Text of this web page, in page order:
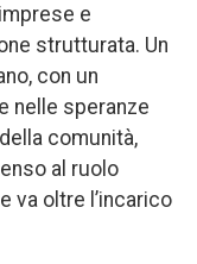
e
strutturata. Un
con un
nelle speranze
comunità,
al ruolo
va oltre l’incarico